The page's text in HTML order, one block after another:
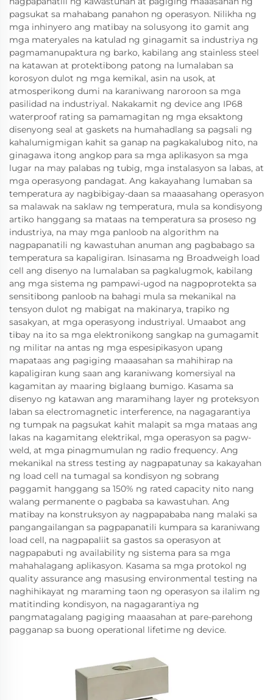
pagsukat sa mahabang panahon ng operasyon. Nilikha ng
mga inhinyero ang matibay na solusyong ito gamit ang
mga materyales na katulad ng ginagamit sa industriya ng
pagmamanupaktura ng barko, kabilang ang stainless steel
na katawan at protektibong patong na lumalaban sa
korosyon dulot ng mga kemikal, asin na usok, at
atmosperikong dumi na karaniwang naroroon sa mga
pasilidad na industriyal. Nakakamit ng device ang IP68
waterproof rating sa pamamagitan ng mga eksaktong
disenyong seal at gaskets na humahadlang sa pagsali ng
kahalumigmigan kahit sa ganap na pagkakalubog nito, na
ginagawa itong angkop para sa mga aplikasyon sa mga
lugar na may palabas ng tubig, mga instalasyon sa labas, at
mga operasyong pandagat. Ang kakayahang lumaban sa
temperatura ay nagbibigay-daan sa maaasahang operasyon
sa malawak na saklaw ng temperatura, mula sa kondisyong
artiko hanggang sa mataas na temperatura sa proseso ng
industriya, na may mga panloob na algorithm na
nagpapanatili ng kawastuhan anuman ang pagbabago sa
temperatura sa kapaligiran. Isinasama ng Broadweigh load
cell ang disenyo na lumalaban sa pagkalugmok, kabilang
ang mga sistema ng pampawi-ugod na nagpoprotekta sa
sensitibong panloob na bahagi mula sa mekanikal na
tensyon dulot ng mabigat na makinarya, trapiko ng
sasakyan, at mga operasyong industriyal. Umaabot ang
tibay na ito sa mga elektronikong sangkap na gumagamit
ng militar na antas ng mga espesipikasyon upang
mapataas ang pagiging maaasahan sa mahihirap na
kapaligiran kung saan ang karaniwang komersiyal na
kagamitan ay maaring biglaang bumigo. Kasama sa
disenyo ng katawan ang maramihang layer ng proteksyon
laban sa electromagnetic interference, na nagagarantiya
ng tumpak na pagsukat kahit malapit sa mga mataas ang
lakas na kagamitang elektrikal, mga operasyon sa pagw-
weld, at mga pinagmumulan ng radio frequency. Ang
mekanikal na stress testing ay nagpapatunay sa kakayahan
ng load cell na tumagal sa kondisyon ng sobrang
paggamit hanggang sa 150% ng rated capacity nito nang
walang permanente o pagbaba sa kawastuhan. Ang
matibay na konstruksyon ay nagpapababa nang malaki sa
pangangailangan sa pagpapanatili kumpara sa karaniwang
load cell, na nagpapaliit sa gastos sa operasyon at
nagpapabuti ng availability ng sistema para sa mga
mahahalagang aplikasyon. Kasama sa mga protokol ng
quality assurance ang masusing environmental testing na
naghihikayat ng maraming taon ng operasyon sa ilalim ng
matitinding kondisyon, na nagagarantiya ng
pangmatagalang pagiging maaasahan at pare-parehong
pagganap sa buong operational lifetime ng device.